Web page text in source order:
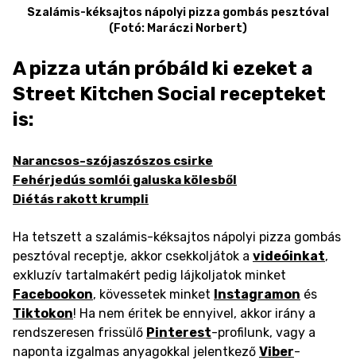
Szalámis-kéksajtos nápolyi pizza gombás pesztóval
(Fotó: Maráczi Norbert)
A pizza után próbáld ki ezeket a
Street Kitchen Social recepteket
is:
Narancsos-szójaszószos csirke
Fehérjedús somlói galuska kölesből
Diétás rakott krumpli
Ha tetszett a szalámis-kéksajtos nápolyi pizza gombás
pesztóval receptje, akkor csekkoljátok a videóinkat,
exkluzív tartalmakért pedig lájkoljatok minket
Facebookon, kövessetek minket Instagramon és
Tiktokon! Ha nem éritek be ennyivel, akkor irány a
rendszeresen frissülő Pinterest-profilunk, vagy a
naponta izgalmas anyagokkal jelentkező Viber-